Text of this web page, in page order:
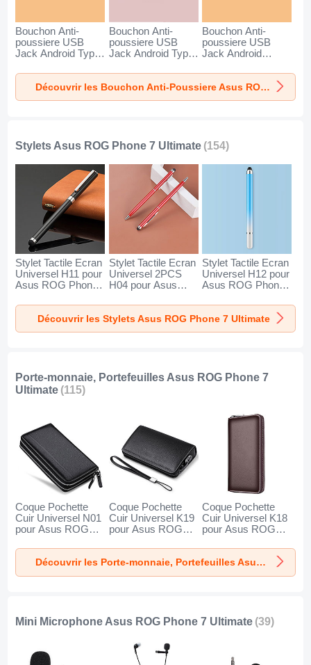
Bouchon Anti-
poussiere USB
Jack Android Type-
Asus ROG Phone
7 Ultimate Argent
Bouchon Anti-
poussiere USB
Jack Android Type-
Asus ROG Phone
7 Ultimate Or Rose
Bouchon Anti-
poussiere USB
Jack Android
Asus ROG Phone
7 Ultimate Argent
Découvrir les Bouchon Anti-Poussiere Asus ROG Phone 7 Ultimate
Stylets Asus ROG Phone 7 Ultimate (154)
Stylet Tactile Ecran
Universel H11 pour
Asus ROG Phone
Stylet Tactile Ecran
Universel 2PCS
H04 pour Asus
Ultimate Rouge
Stylet Tactile Ecran
Universel H12 pour
Asus ROG Phone
Découvrir les Stylets Asus ROG Phone 7 Ultimate
Porte-monnaie, Portefeuilles Asus ROG Phone 7
Ultimate (115)
Coque Pochette
Cuir Universel N01
pour Asus ROG
Noir
Coque Pochette
Cuir Universel K19
pour Asus ROG
Noir
Coque Pochette
Cuir Universel K18
pour Asus ROG
Marron
Découvrir les Porte-monnaie, Portefeuilles Asus ROG Phone 7 Ultimate
Mini Microphone Asus ROG Phone 7 Ultimate (39)